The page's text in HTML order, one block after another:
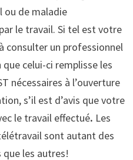
ou de maladie
le travail. Si tel est votre
consulter un professionnel
celui-ci remplisse les
nécessaires à l’ouverture
s’il est d’avis que votre
le travail effectué. Les
sont autant des
les autres!